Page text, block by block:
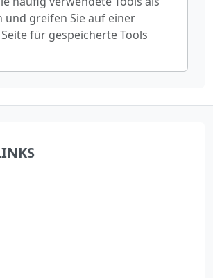
und greifen Sie auf einer
für gespeicherte Tools